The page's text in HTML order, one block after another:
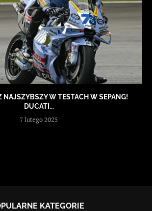
NAJSZYBSZY W TESTACH W SEPANG!
DUCATI...
7 lutego 2025
KATEGORIE